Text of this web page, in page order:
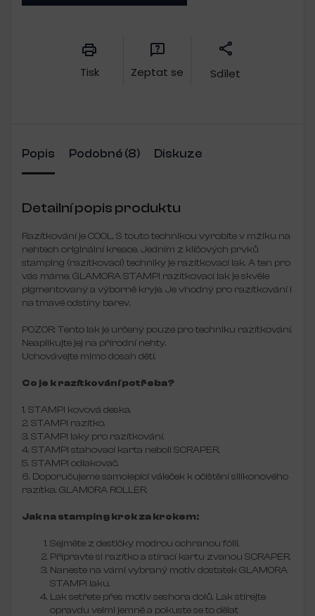
Tisk Zeptat se Sdílet
Popis Podobné (8) Diskuze
Detailní popis produktu
Razítkování je COOL. S touto technikou vyrobíte v mžiku na
nehtech originální kreace. Jedním z klíčových prvků
stamping (razítkovací) techniky je razítkovací lak. A ten pro
vás máme. GLAMORA STAMPI razítkovací lak je skvěle
pigmentovaný a výborně kryje. Je vhodný pro razítkování i
na tmavé odstíny barev.
POZOR: Tento lak je určený pouze pro techniku razítkování.
Neaplikujte jej na přírodní nehty.
Uchovávejte mimo dosah dětí.
Co je k razítkování potřeba?
1. STAMPI kovová deska.
2. STAMPI razítko.
3. STAMPI laky pro razítkování.
4. STAMPI stahovací karta neboli SCRAPER.
5. STAMPI odlakovač.
6. Doporučujeme samolepící váleček k očištění silikonového
razítka. GLAMORA ROLLER.
Jak na stamping krok za krokem:
Sejměte z destičky modrou ochranou fólii.
Připravte si razítko a stírací kartu zvanou SCRAPER.
Naneste na vámi vybraný motiv dostatek GLAMORA
STAMPI laku.
Lak setřete přes motiv seshora dolů. Lak stírejte
opravdu velmi jemně a pokuste se to dělat